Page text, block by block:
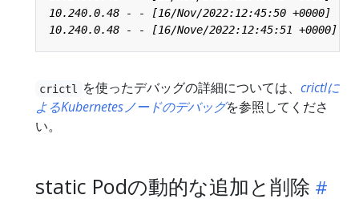
crictl を使ったデバッグの詳細については、 crictlに
よるKubernetesノードのデバッグを参照してくださ
い。
static Podの動的な追加と削除